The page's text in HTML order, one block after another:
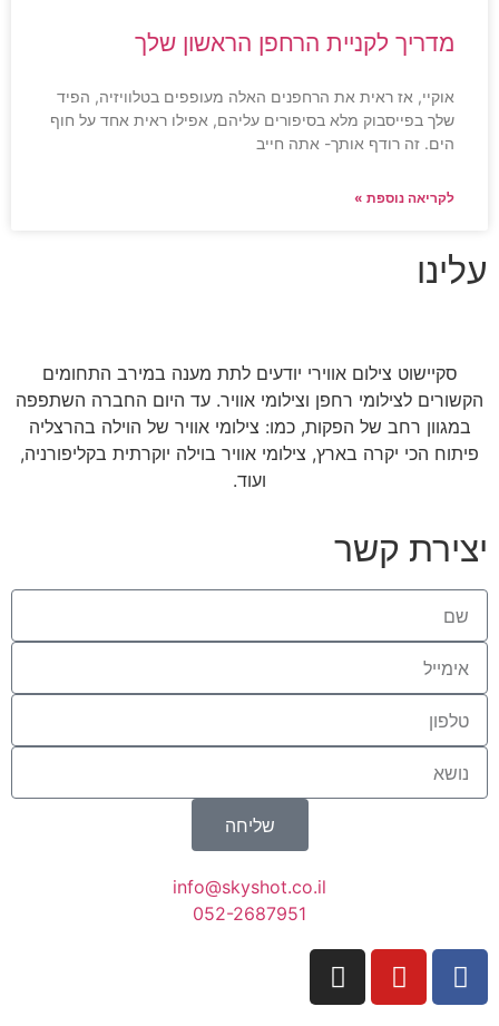
מדריך לקניית הרחפן הראשון שלך
אוקיי, אז ראית את הרחפנים האלה מעופפים בטלוויזיה, הפיד
שלך בפייסבוק מלא בסיפורים עליהם, אפילו ראית אחד על חוף
הים. זה רודף אותך- אתה חייב
לקריאה נוספת »
עלינו
סקיישוט צילום אווירי יודעים לתת מענה במירב התחומים
הקשורים לצילומי רחפן וצילומי אוויר. עד היום החברה השתפפה
במגוון רחב של הפקות, כמו: צילומי אוויר של הוילה בהרצליה
פיתוח הכי יקרה בארץ, צילומי אוויר בוילה יוקרתית בקליפורניה,
ועוד.
יצירת קשר
שליחה
info@skyshot.co.il
052-2687951